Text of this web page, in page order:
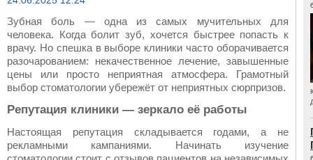
Зубная боль — одна из самых мучительных для
человека. Когда болит зуб, хочется быстрее попасть к
врачу. Но спешка в выборе клиники часто оборачивается
разочарованием: некачественное лечение, завышенные
цены или просто неприятная атмосфера. Грамотный
выбор стоматологии убережёт от неприятных сюрпризов.
Репутация клиники — зеркало её работы
Настоящая репутация складывается годами, а не
рекламными кампаниями. Начинать изучение